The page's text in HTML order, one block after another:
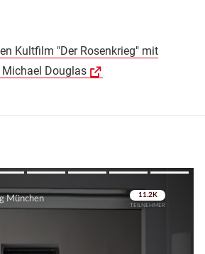
Kultfilm "Der Rosenkrieg" mit
Michael Douglas
Überspringen